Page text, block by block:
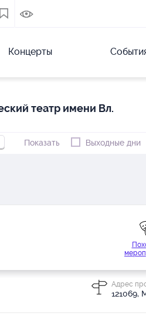
Концерты
театр имени Вл.
Показать Выходные дни
Адрес
121069,